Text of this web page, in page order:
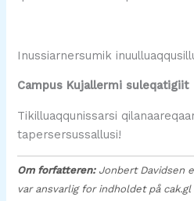
Inussiarnersumik
Campus Kujallermi suleqatigiit
Tikilluaqqunissarsi
tapersersussallusi!
Om forfatteren:Jonbert Davidsen
var ansvarlig for indholdet på